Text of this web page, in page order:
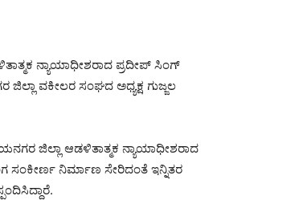
ನ್ಯಾಯಾಧೀಶರಾದ ಪ್ರದೀಪ್ ಸಿಂಗ್
ವಕೀಲರ ಸಂಘದ ಅಧ್ಯಕ್ಷ ಗುಜ್ಜಲ
ಜಿಲ್ಲಾ ಆಡಳಿತಾತ್ಮಕ ನ್ಯಾಯಾಧೀಶರಾದ
ಸಂಕೀರ್ಣ ನಿರ್ಮಾಣ ಸೇರಿದಂತೆ ಇನ್ನಿತರ